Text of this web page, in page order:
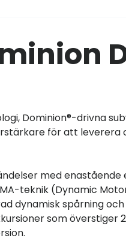
Dominion®-drivna
för att
med enastående
teknik (Dynamic
dynamisk spårning
som överstiger